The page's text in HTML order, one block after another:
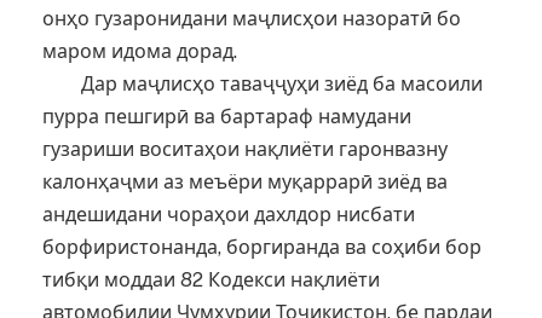
онҳо гузаронидани маҷлисҳои назоратӣ бо
маром идома дорад.
Дар маҷлисҳо таваҷҷуҳи зиёд ба масоили
пурра пешгирӣ ва бартараф намудани
гузариши воситаҳои нақлиёти гаронвазну
калонҳаҷми аз меъёри муқаррарӣ зиёд ва
андешидани чораҳои дахлдор нисбати
борфиристонанда, боргиранда ва соҳиби бор
тибқи моддаи 82 Кодекси нақлиёти
автомобилии Ҷумҳурии Тоҷикистон, бе пардаи